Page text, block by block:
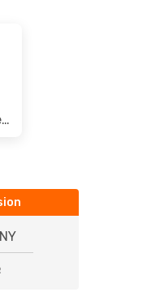
China Southern Airlines